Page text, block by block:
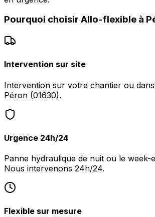
Pourquoi choisir Allo-flexible à
Intervention sur site
Intervention sur votre chantier ou
Péron (01630).
Urgence 24h/24
Panne hydraulique de nuit ou le week-
Nous intervenons 24h/24.
Flexible sur mesure